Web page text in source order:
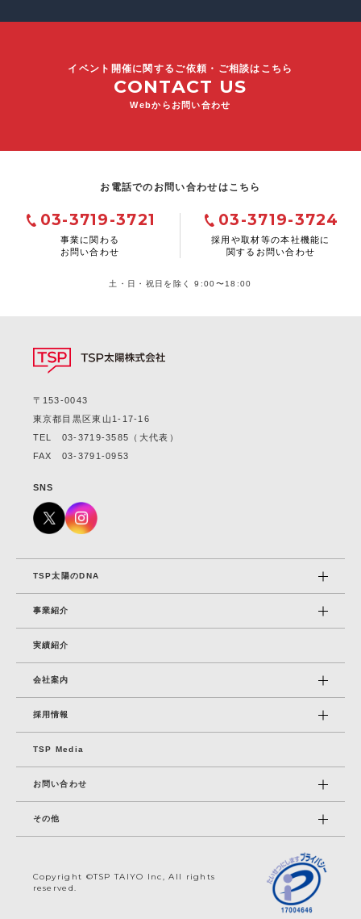
イベント開催に関するご依頼・ご相談はこちら
CONTACT US
Webからお問い合わせ
お電話でのお問い合わせはこちら
03-3719-3721
事業に関わる
お問い合わせ
03-3719-3724
採用や取材等の本社機能に
関するお問い合わせ
土・日・祝日を除く 9:00〜18:00
〒153-0043
東京都目黒区東山1-17-16
TEL 03-3719-3585
（大代表）
FAX 03-3791-0953
SNS
TSP太陽のDNA
事業紹介
実績紹介
会社案内
採⽤情報
TSP Media
お問い合わせ
その他
Copyright ©TSP TAIYO Inc, All rights
reserved.